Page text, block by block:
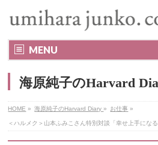
MENU
海原純子のHarvard
HOME » 海原純子のHarvard Diary» お仕事 »
＜ハルメク＞山本ふみこさん特別対談「幸せ上手になる